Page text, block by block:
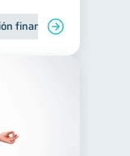
financiera